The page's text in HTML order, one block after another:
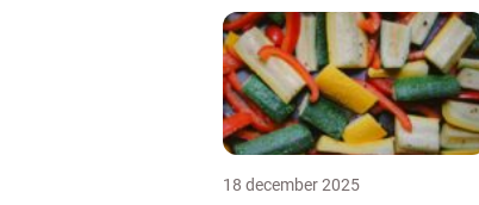
18 december 2025